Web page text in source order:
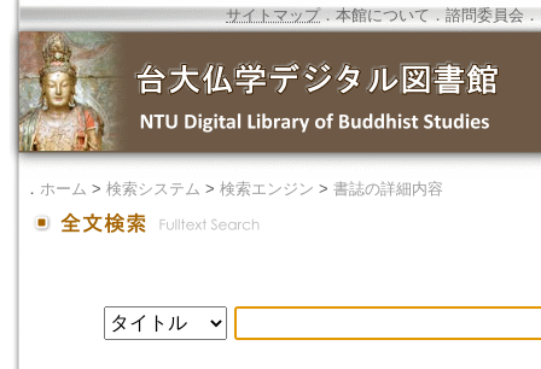
サイトマップ．本館について ． 諮問委員会 ．
． ホーム > 検索システム > 検索エンジン > 書誌の詳細内容